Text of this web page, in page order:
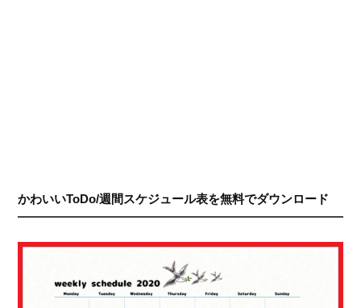
かわいいToDo/週間スケジュール表を無料でダウンロード